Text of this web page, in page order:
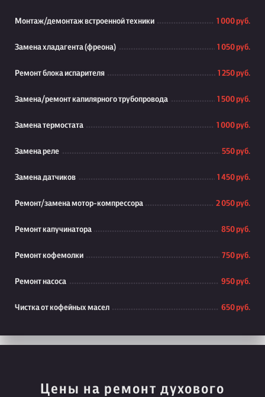
Монтаж/демонтаж встроенной техники 1 000 руб.
Замена хладагента (фреона) 1 050 руб.
Ремонт блока испарителя 1 250 руб.
Замена/ремонт капилярного трубопровода 1 500 руб.
Замена термостата 1 000 руб.
Замена реле 550 руб.
Замена датчиков 1 450 руб.
Ремонт/замена мотор-компрессора 2 050 руб.
Ремонт капучинатора 850 руб.
Ремонт кофемолки 750 руб.
Ремонт насоса 950 руб.
Чистка от кофейных масел 650 руб.
Цены на ремонт духового